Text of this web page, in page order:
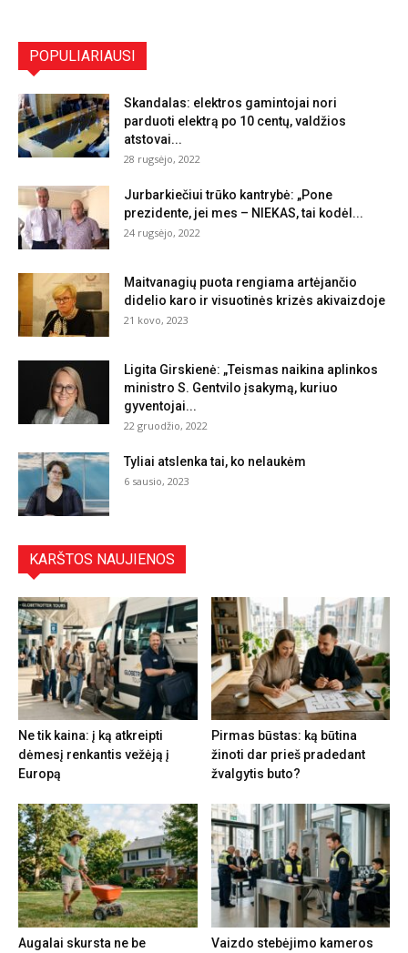
POPULIARIAUSI
Skandalas: elektros gamintojai nori
parduoti elektrą po 10 centų, valdžios
atstovai...
28 rugsėjo, 2022
Jurbarkiečiui trūko kantrybė: „Pone
prezidente, jei mes – NIEKAS, tai kodėl...
24 rugsėjo, 2022
Maitvanagių puota rengiama artėjančio
didelio karo ir visuotinės krizės akivaizdoje
21 kovo, 2023
Ligita Girskienė: „Teismas naikina aplinkos
ministro S. Gentvilo įsakymą, kuriuo
gyventojai...
22 gruodžio, 2022
Tyliai atslenka tai, ko nelaukėm
6 sausio, 2023
KARŠTOS NAUJIENOS
Ne tik kaina: į ką atkreipti
dėmesį renkantis vežėją į
Europą
Pirmas būstas: ką būtina
žinoti dar prieš pradedant
žvalgytis buto?
Augalai skursta ne be
Vaizdo stebėjimo kameros